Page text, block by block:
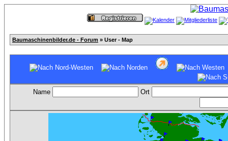
Baumaschinenbilder.de - Forum » User - Map
Name Ort